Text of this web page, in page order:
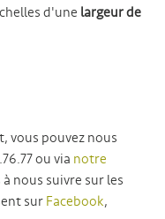
d'une largeur de
vous pouvez nous
ou via notre
nous suivre sur les
sur Facebook,